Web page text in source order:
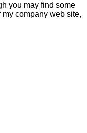
you may find some
company web site,